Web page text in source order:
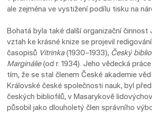
ale zejména ve vystižení podílu tisku na
Bohatá byla také další organizační činnost
vztah ke krásné knize se projevil
časopisů Vitrinka(1930–1933), Český
Marginálie(od r. 1934). Jeho vědecká
tím, že se stal členem České akademie věd
Královské české společnosti nauk, byl
českých bibliofilů, v Masarykově
působil jako dlouholetý člen správního